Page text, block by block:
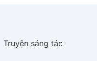
Truyện sáng tác